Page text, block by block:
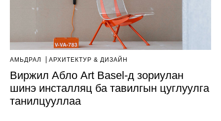
АМЬДРАЛ AРХИТЕКТУР & ДИЗАЙН
Виржил Абло Art Basel-д зориулан
шинэ инсталляц ба тавилгын цуглуулга
танилцууллаа